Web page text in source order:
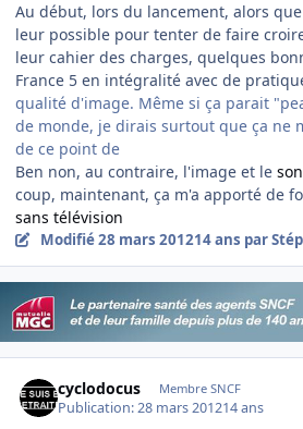
Au début, lors du lancement, alors
leur possible pour tenter de faire
leur cahier des charges, quelques
France 5 en intégralité avec de
qualité d'image. Même si ça parait
de monde, je dirais surtout que ça ne
de ce point de
Ben non, au contraire, l'image et le son
coup, maintenant, ça m'a apporté de
sans télévision
Modifié28 mars 201214 ans par
cyclodocus Membre SNCF
Publication:28 mars 201214 ans